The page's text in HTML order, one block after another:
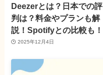
Deezerとは？日本での評
判は？料金やプランも解
説！Spotifyとの比較も！
2025年12月4日